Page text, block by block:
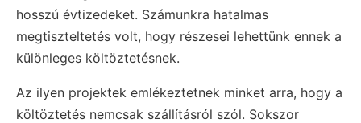
hosszú évtizedeket. Számunkra hatalmas
megtiszteltetés volt, hogy részesei lehettünk ennek a
különleges költöztetésnek.
Az ilyen projektek emlékeztetnek minket arra, hogy a
költöztetés nemcsak szállításról szól. Sokszor